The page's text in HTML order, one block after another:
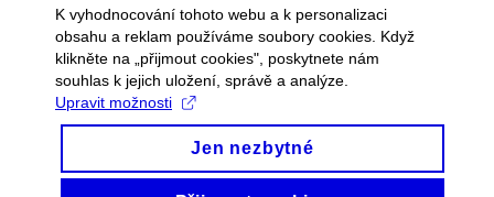
K vyhodnocování tohoto webu a k personalizaci
obsahu a reklam používáme soubory cookies. Když
klikněte na „přijmout cookies", poskytnete nám
souhlas k jejich uložení, správě a analýze.
Upravit možnosti
Jen nezbytné